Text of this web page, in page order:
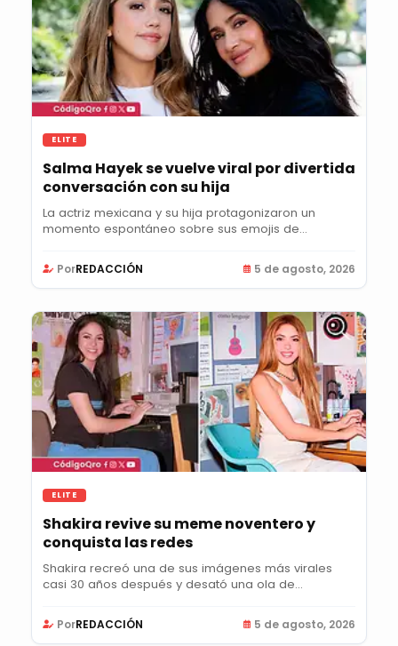
ELITE
Salma Hayek se vuelve viral por divertida
conversación con su hija
La actriz mexicana y su hija protagonizaron un
momento espontáneo sobre sus emojis de
PorREDACCIÓN 5 de agosto, 2026
ELITE
Shakira revive su meme noventero y
conquista las redes
Shakira recreó una de sus imágenes más virales
casi 30 años después y desató una ola de
PorREDACCIÓN 5 de agosto, 2026